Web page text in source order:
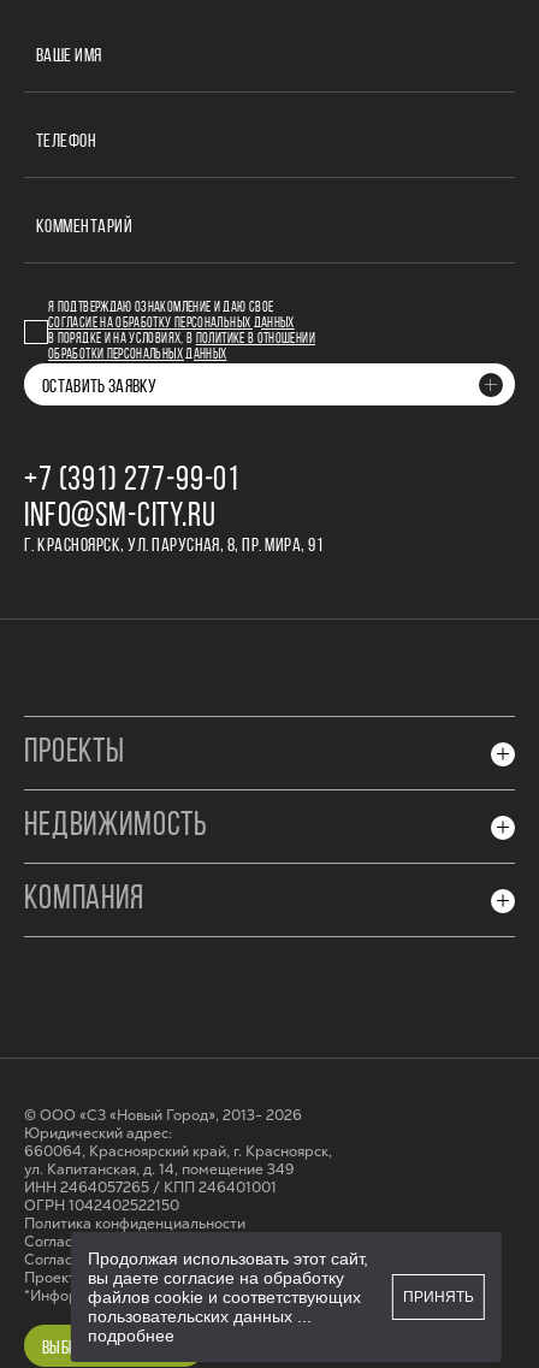
ВЫБРАТЬ КВАРТИРУ
ВАШЕ ИМЯ
ТЕЛЕФОН
КОММЕНТАРИЙ
Я ПОДТВЕРЖДАЮ ОЗНАКОМЛЕНИЕ И ДАЮ СВОЕ
СОГЛАСИЕ НА ОБРАБОТКУ ПЕРСОНАЛЬНЫХ ДАННЫХ
В ПОРЯДКЕ И НА УСЛОВИЯХ, В
ПОЛИТИКЕ В ОТНОШЕНИИ
ОБРАБОТКИ ПЕРСОНАЛЬНЫХ ДАННЫХ
ОСТАВИТЬ ЗАЯВКУ
+7 (391) 277‒99‒01
INFO@SM-CITY.RU
Г. КРАСНОЯРСК, УЛ. ПАРУСНАЯ, 8, ПР. МИРА, 91
ПРОЕКТЫ
НЕДВИЖИМОСТЬ
КОМПАНИЯ
© ООО «СЗ «Новый Город», 2013- 2026
Юридический адрес:
660064, Красноярский край, г. Красноярск,
ул. Капитанская, д. 14, помещение 349
ИНН 2464057265 / КПП 246401001
ОГРН 1042402522150
Политика конфиденциальности
Согласие на обработку персональных данных
Cогласие на получение рассылки
Проектные декларации на сайте наш.дом.рф
*Информация на сайте не является публичной офертой
Продолжая использовать этот сайт,
вы даете согласие на обработку
файлов cookie и соответствующих
пользовательских данных
подробнее
ПРИНЯТЬ